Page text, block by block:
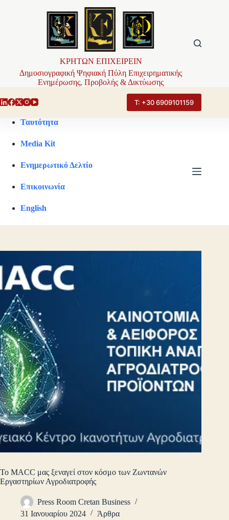
ΚΡΗΤΩΝ ΕΠΙΧΕΙΡΕΙΝ
Δημοσιογραφική Ψηφιακή Πύλη Επιχειρηματικής
Ενημέρωσης, Προβολής & Δικτύωσης
Τ: +30 6909101159
Ταυτότητα
Media Kit
Ενημερωτικό Δελτίο
Επικοινωνία
English
To MACC μας ξεναγεί στον κόσμο των Ζωντανών
Εργαστηρίων Αγροδιατροφής
Press Room Cretan Business
31 Ιανουαρίου 2024
Άρθρα